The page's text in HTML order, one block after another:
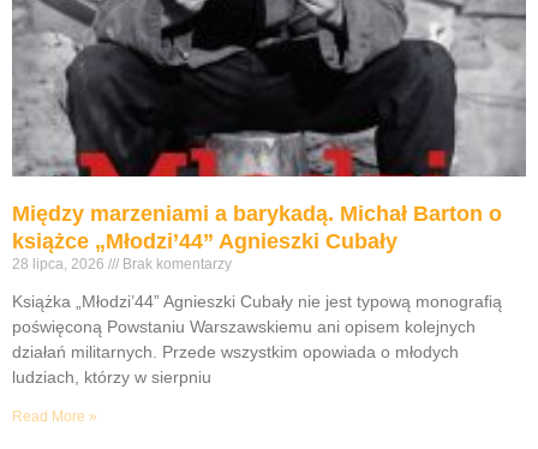
Między marzeniami a barykadą. Michał Barton o
książce „Młodzi’44” Agnieszki Cubały
28 lipca, 2026 Brak komentarzy
Książka „Młodzi’44” Agnieszki Cubały nie jest typową monografią
poświęconą Powstaniu Warszawskiemu ani opisem kolejnych
działań militarnych. Przede wszystkim opowiada o młodych
ludziach, którzy w sierpniu
Read More »